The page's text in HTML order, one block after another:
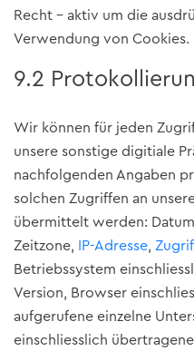
Recht – aktiv um die
Verwendung von Cookies.
9.2
Wir können für jeden
unsere sonstige digitiale
nachfolgenden Angaben
solchen Zugriffen an
übermittelt werden:
Zeitzone,
IP-Adresse,
Betriebssystem
Version, Browser
aufgerufene einzelne
einschliesslich